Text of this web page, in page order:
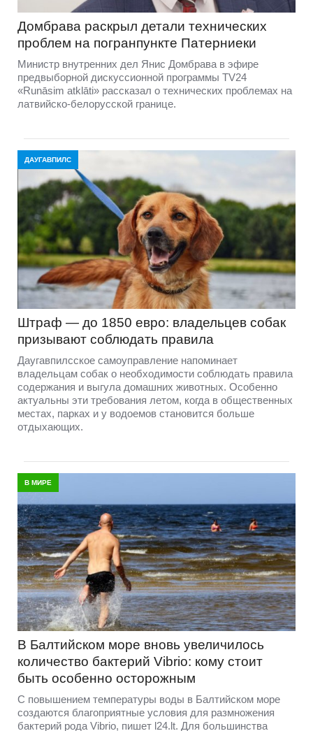
Домбравa раскрыл детали технических
проблем на погранпункте Патерниеки
Министр внутренних дел Янис Домбрава в эфире
предвыборной дискуссионной программы TV24
«Runāsim atklāti» рассказал о технических проблемах на
латвийско-белорусской границе.
ДАУГАВПИЛС
Штраф — до 1850 евро: владельцев собак
призывают соблюдать правила
Даугавпилсское самоуправление напоминает
владельцам собак о необходимости соблюдать правила
содержания и выгула домашних животных. Особенно
актуальны эти требования летом, когда в общественных
местах, парках и у водоемов становится больше
отдыхающих.
В МИРЕ
В Балтийском море вновь увеличилось
количество бактерий Vibrio: кому стоит
быть особенно осторожным
С повышением температуры воды в Балтийском море
создаются благоприятные условия для размножения
бактерий рода Vibrio, пишет l24.lt. Для большинства